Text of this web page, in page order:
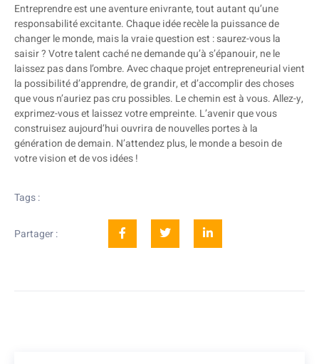
Entreprendre est une aventure enivrante, tout autant qu’une
responsabilité excitante. Chaque idée recèle la puissance de
changer le monde, mais la vraie question est : saurez-vous la
saisir ? Votre talent caché ne demande qu’à s’épanouir, ne le
laissez pas dans l’ombre. Avec chaque projet entrepreneurial vient
la possibilité d’apprendre, de grandir, et d’accomplir des choses
que vous n’auriez pas cru possibles. Le chemin est à vous. Allez-y,
exprimez-vous et laissez votre empreinte. L’avenir que vous
construisez aujourd’hui ouvrira de nouvelles portes à la
génération de demain. N’attendez plus, le monde a besoin de
votre vision et de vos idées !
Tags :
Partager :